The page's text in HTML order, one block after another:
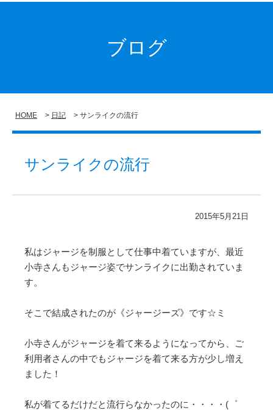
ブログ
HOME 日記 サンライクの流行
サンライクの流行
2015年5月21日
私はジャージを制服として仕事中着ていますが、最近
小寺さんもジャージ姿でサンライクに出勤されていま
す。
そこで結成されたのが《ジャージーズ》です☆ミ
小寺さんがジャージを着て来るようになってから、ご
利用者さんの中でもジャージを着て来る方が少し増え
ました！
私が着てるだけだと流行らなかったのに・・・・(゜